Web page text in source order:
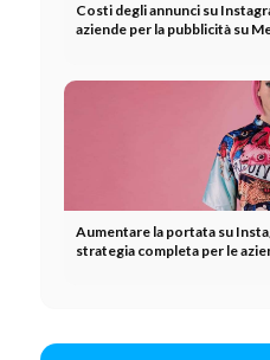
Costi degli annunci su
aziende per la pubblicità su
Aumentare la portata su
strategia completa per le